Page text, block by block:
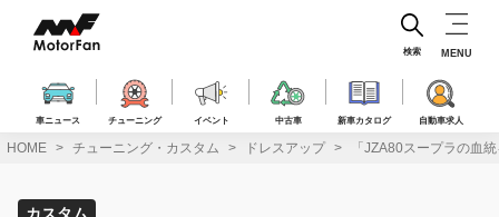
ス
車ニュース チューニング イベント 中古車 新車カタログ 自動車求人
検索 MENU
HOME チューニング・カスタム ドレスアップ 「JZA80スープラの血
カスタム